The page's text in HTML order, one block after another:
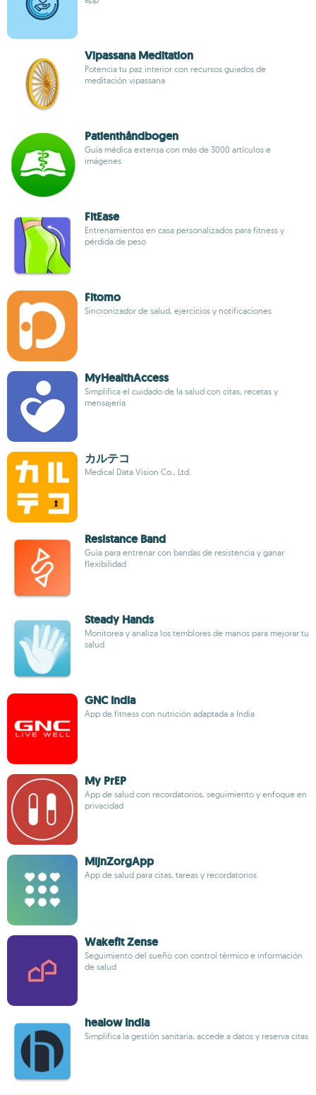
Vipassana Meditation
Potencia tu paz interior con recursos guiados de
meditación vipassana
Patienthåndbogen
Guía médica extensa con más de 3000 artículos e
imágenes
FitEase
Entrenamientos en casa personalizados para fitness y
pérdida de peso
Fitomo
Sincronizador de salud, ejercicios y notificaciones
MyHealthAccess
Simplifica el cuidado de la salud con citas, recetas y
mensajería
カルテコ
Medical Data Vision Co., Ltd.
Resistance Band
Guía para entrenar con bandas de resistencia y ganar
flexibilidad
Steady Hands
Monitorea y analiza los temblores de manos para mejorar tu
salud
GNC India
App de fitness con nutrición adaptada a India
My PrEP
App de salud con recordatorios, seguimiento y enfoque en
privacidad
MijnZorgApp
App de salud para citas, tareas y recordatorios
Wakefit Zense
Seguimiento del sueño con control térmico e información
de salud
healow India
Simplifica la gestión sanitaria, accede a datos y reserva citas